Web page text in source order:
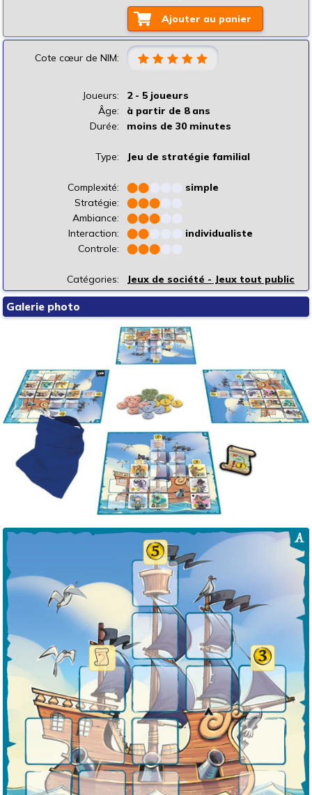
Ajouter au panier
Cote cœur de NIM:
Joueurs:
2 - 5 joueurs
Âge:
à partir de 8 ans
Durée:
moins de 30 minutes
Type: Jeu de stratégie familial
Complexité: ⬤⬤
simple
Stratégie:
⬤⬤⬤
Ambiance:
⬤⬤⬤
Interaction:
⬤⬤
individualiste
Controle:
⬤⬤⬤
Catégories: Jeux de société - Jeux tout public
Galerie photo